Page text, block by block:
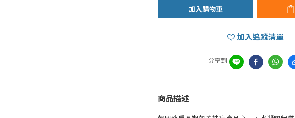
加入購物車
加入追蹤清單
分享到
商品描述